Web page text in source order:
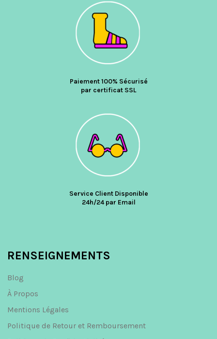
Paiement 100% Sécurisé
par certificat SSL
Service Client Disponible
24h/24 par Email
RENSEIGNEMENTS
Blog
À Propos
Mentions Légales
Politique de Retour et Remboursement